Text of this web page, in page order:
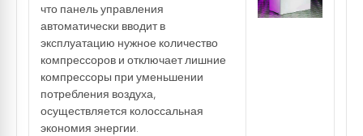
что панель управления
автоматически вводит в
эксплуатацию нужное количество
компрессоров и отключает лишние
компрессоры при уменьшении
потребления воздуха,
осуществляется колоссальная
экономия энергии.